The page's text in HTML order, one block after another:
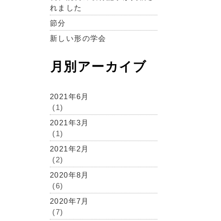
れました
節分
新しい形の学会
月別アーカイブ
2021年6月
(1)
2021年3月
(1)
2021年2月
(2)
2020年8月
(6)
2020年7月
(7)